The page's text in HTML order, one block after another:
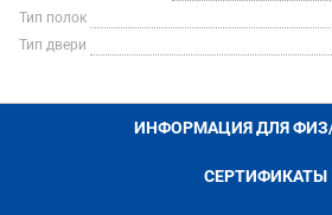
Тип полок
Тип двери
ИНФОРМАЦИЯ ДЛЯ
СЕРТИФИКАТЫ